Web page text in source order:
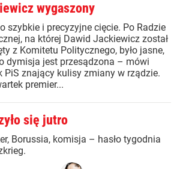
wygaszony
szybkie i precyzyjne cięcie. Po Radzie
na której Dawid Jackiewicz został
z Komitetu Politycznego, było jasne,
dymisja jest przesądzona – mówi
PiS znający kulisy zmiany w rządzie.
premier...
się jutro
Borussia, komisja – hasło tygodnia